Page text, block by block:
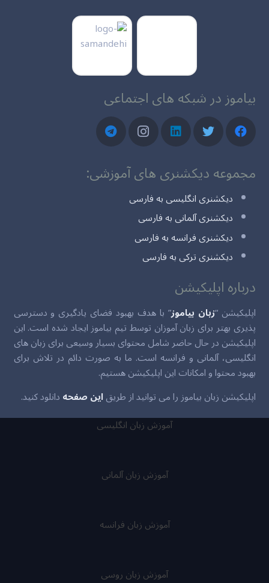
بیاموز در شبکه های اجتماعی
مجموعه دیکشنری های آموزشی:
دیکشنری انگلیسی به فارسی
دیکشنری آلمانی به فارسی
دیکشنری فرانسه به فارسی
دیکشنری ترکی به فارسی
درباره اپلیکیشن
اپلیکیشن “زبان بیاموز” با هدف بهبود فضای یادگیری و دسترسی
پذیری بهتر برای زبان آموزان توسط تیم بیاموز ایجاد شده است. این
اپلیکیشن در حال حاضر شامل محتوای بسیار وسیعی برای زبان های
انگلیسی، آلمانی و فرانسه است. ما به صورت دائم در تلاش برای
بهبود محتوا و امکانات این اپلیکیشن هستیم.
اپلیکیشن زبان بیاموز را می توانید از طریقاین صفحهدانلود کنید.
آموزش زبان انگلیسی
آموزش زبان آلمانی
آموزش زبان فرانسه
آموزش زبان روسی